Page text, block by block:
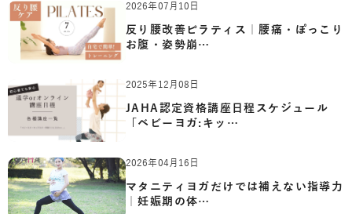
2026年07月10日
反り腰改善ピラティス｜腰痛・ぽっこり
お腹・姿勢崩…
2025年12月08日
JAHA認定資格講座日程スケジュール
「ベビーヨガ:キッ…
2026年04月16日
マタニティヨガだけでは補えない指導力
｜妊娠期の体…